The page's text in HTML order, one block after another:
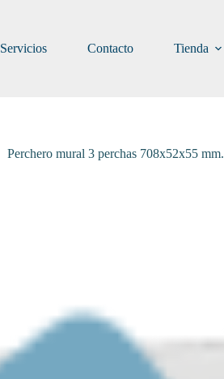
Servicios Contacto Tienda
Perchero mural 3 perchas 708x52x55 mm.